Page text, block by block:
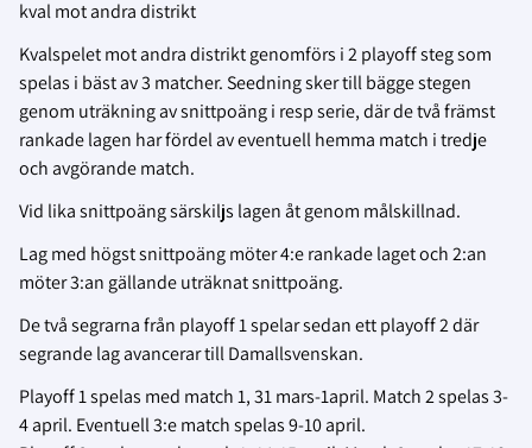
kval mot andra distrikt
Kvalspelet mot andra distrikt genomförs i 2 playoff steg som
spelas i bäst av 3 matcher. Seedning sker till bägge stegen
genom uträkning av snittpoäng i resp serie, där de två främst
rankade lagen har fördel av eventuell hemma match i tredje
och avgörande match.
Vid lika snittpoäng särskiljs lagen åt genom målskillnad.
Lag med högst snittpoäng möter 4:e rankade laget och 2:an
möter 3:an gällande uträknat snittpoäng.
De två segrarna från playoff 1 spelar sedan ett playoff 2 där
segrande lag avancerar till Damallsvenskan.
Playoff 1 spelas med match 1, 31 mars-1april. Match 2 spelas 3-
4 april. Eventuell 3:e match spelas 9-10 april.